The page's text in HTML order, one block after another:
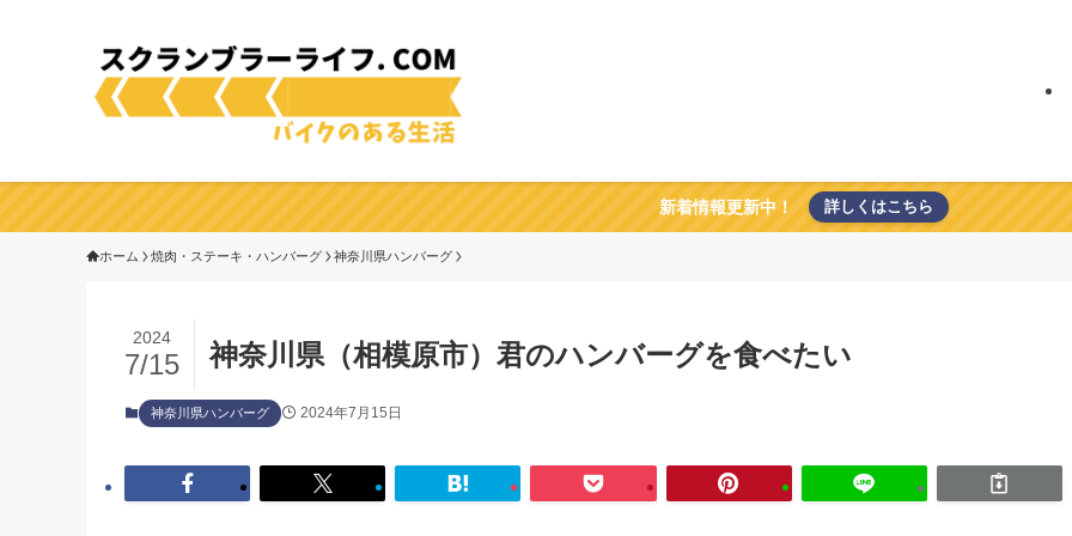
新着情報更新中！ 詳しくはこちら
ホーム 焼肉・ステーキ・ハンバーグ 神奈川県ハンバーグ
神奈川県（相模原市）君のハンバーグを食べたい
2024
7/15
神奈川県ハンバーグ 2024年7月15日